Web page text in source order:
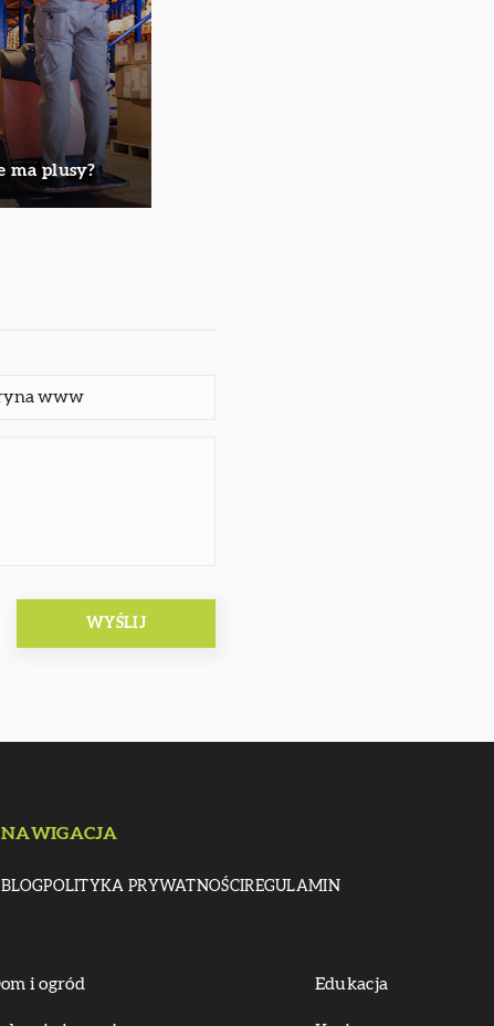
ma plusy?
NAWIGACJA
BLOG POLITYKA PRYWATNOŚCI REGULAMIN
i ogród Edukacja